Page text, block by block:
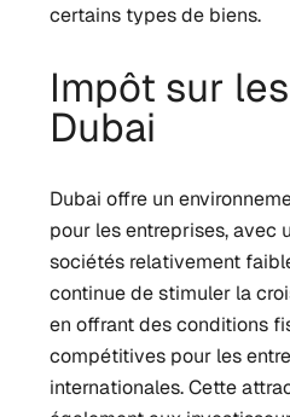
certains types de biens.
Impôt sur
Dubai
Dubai offre un
pour les entreprises, avec
sociétés relativement
continue de stimuler la
en offrant des conditions
compétitives pour les
internationales. Cette